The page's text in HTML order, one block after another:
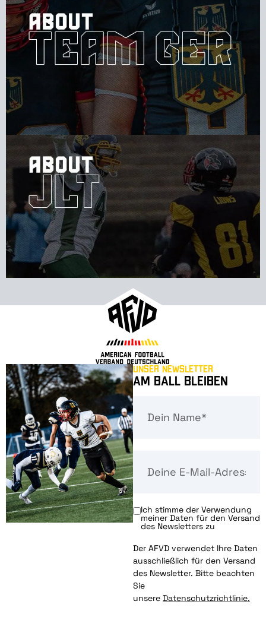
Unser Newsletter
Am Ball bleiben
Ich stimme der Verwendung
meiner Daten für den Versand
des Newsletters zu
Der AFVD verwendet Ihre Daten
ausschließlich für den Versand
des Newsletter. Bitte beachten
Sie
unsere Datenschutzrichtlinie.